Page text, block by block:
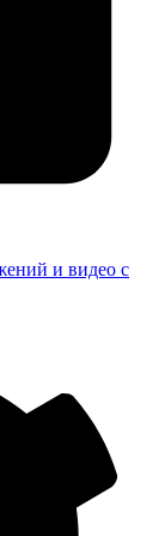
и видео с